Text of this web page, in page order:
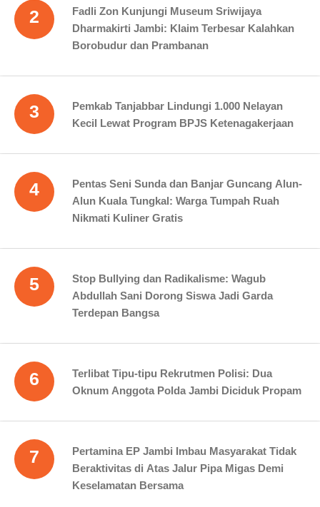
2
Fadli Zon Kunjungi Museum Sriwijaya
Dharmakirti Jambi: Klaim Terbesar Kalahkan
Borobudur dan Prambanan
3
Pemkab Tanjabbar Lindungi 1.000 Nelayan
Kecil Lewat Program BPJS Ketenagakerjaan
4
Pentas Seni Sunda dan Banjar Guncang Alun-
Alun Kuala Tungkal: Warga Tumpah Ruah
Nikmati Kuliner Gratis
5
Stop Bullying dan Radikalisme: Wagub
Abdullah Sani Dorong Siswa Jadi Garda
Terdepan Bangsa
6
Terlibat Tipu-tipu Rekrutmen Polisi: Dua
Oknum Anggota Polda Jambi Diciduk Propam
7
Pertamina EP Jambi Imbau Masyarakat Tidak
Beraktivitas di Atas Jalur Pipa Migas Demi
Keselamatan Bersama